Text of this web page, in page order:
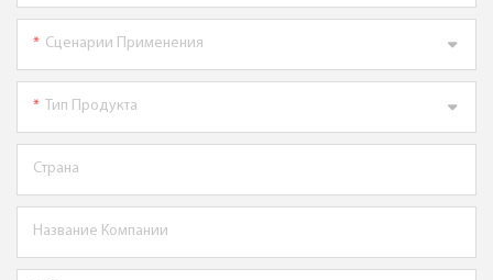
Сценарии Применения
Тип Продукта
Страна
Название Компании